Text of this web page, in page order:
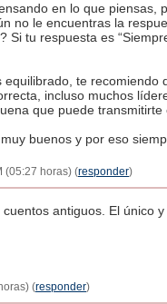
en lo que
no le encuentras la
Si tu respuesta es
te
incluso muchos
que puede
buenos y por eso
(05:27 horas) (responder)
antiguos. El único
(responder)